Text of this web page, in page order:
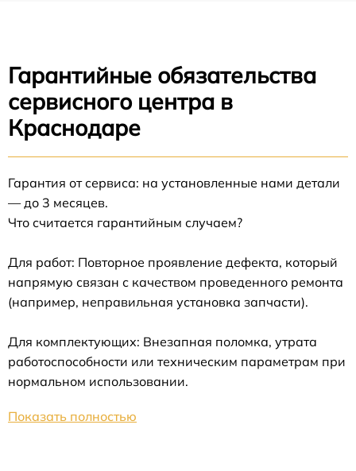
Гарантийные обязательства
сервисного центра в
Краснодаре
Гарантия от сервиса: на установленные нами детали
— до 3 месяцев.
Что считается гарантийным случаем?
Для работ: Повторное проявление дефекта, который
напрямую связан с качеством проведенного ремонта
(например, неправильная установка запчасти).
Для комплектующих: Внезапная поломка, утрата
работоспособности или техническим параметрам при
нормальном использовании.
Показать полностью